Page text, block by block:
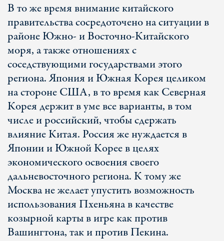
В то же время внимание китайского
правительства сосредоточено на ситуации в
районе Южно- и Восточно-Китайского
моря, а также отношениях с
соседствующими государствами этого
региона. Япония и Южная Корея целиком
на стороне США, в то время как Северная
Корея держит в уме все варианты, в том
числе и российский, чтобы сдержать
влияние Китая. Россия же нуждается в
Японии и Южной Корее в целях
экономического освоения своего
дальневосточного региона. К тому же
Москва не желает упустить возможность
использования Пхеньяна в качестве
козырной карты в игре как против
Вашингтона, так и против Пекина.